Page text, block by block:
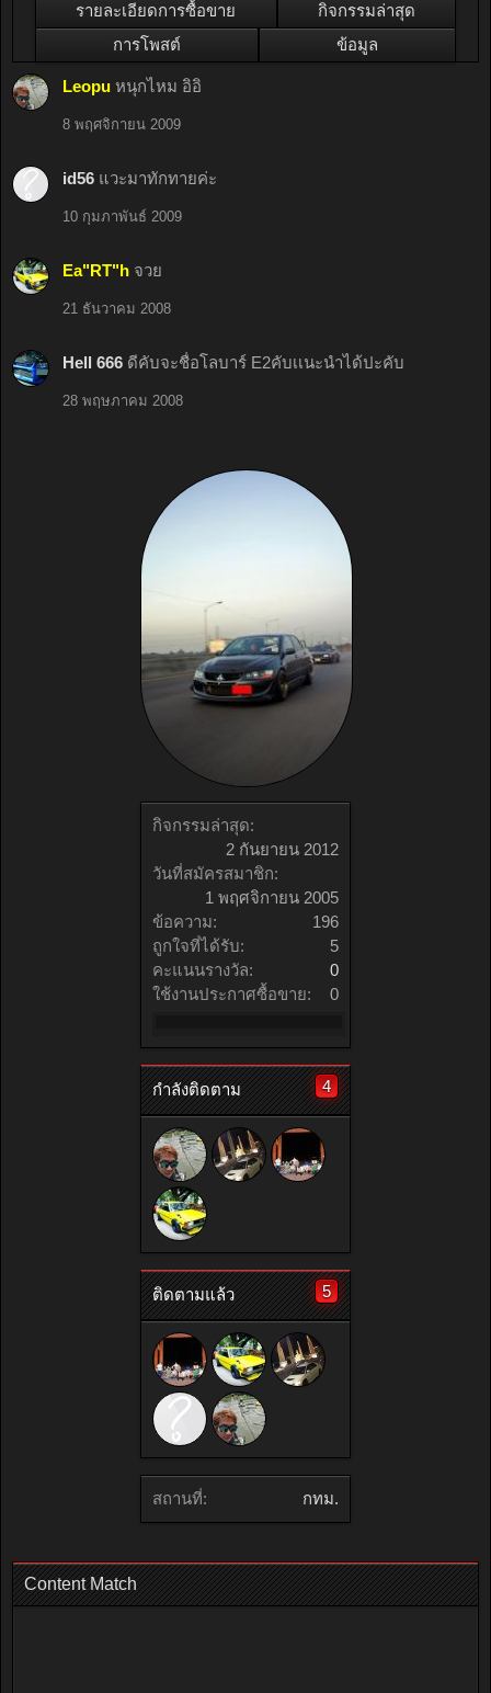
กิจกรรมล่าสุด:
2 กันยายน 2012
วันที่สมัครสมาชิก:
1 พฤศจิกายน 2005
ข้อความ:
196
ถูกใจที่ได้รับ:
5
คะแนนรางวัล:
0
ใช้งานประกาศซื้อขาย:
0
กำลังติดตาม 4
ติดตามแล้ว 5
สถานที่: กทม.
รายละเอียดการซื้อขาย
กิจกรรมล่าสุด
การโพสต์
ข้อมูล
Leopu หนุกไหม อิอิ
8 พฤศจิกายน 2009
id56 แวะมาทักทายค่ะ
10 กุมภาพันธ์ 2009
Ea"RT"h จวย
21 ธันวาคม 2008
Hell 666 ดีคับจะชื่อโลบาร์ E2คับเเนะนำได้ปะคับ
28 พฤษภาคม 2008
Content Match